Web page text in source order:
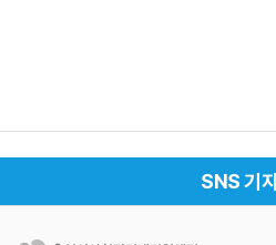
SNS 기